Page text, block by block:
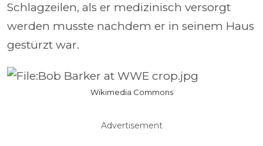
Schlagzeilen, als er medizinisch versorgt
werden musste nachdem er in seinem Haus
gestürzt war.
Wikimedia Commons
Advertisement